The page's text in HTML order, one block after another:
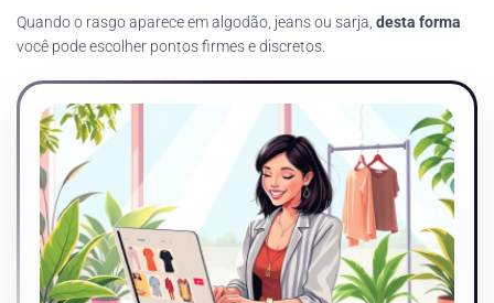
Quando o rasgo aparece em algodão, jeans ou sarja, desta forma
você pode escolher pontos firmes e discretos.